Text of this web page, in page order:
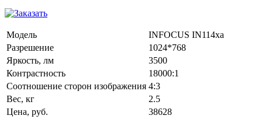
Модель
INFOCUS IN114xa
Разрешение
1024*768
Яркость, лм
3500
Контрастность
18000:1
Соотношение сторон изображения 4:3
Вес, кг
2.5
Цена, руб.
38628